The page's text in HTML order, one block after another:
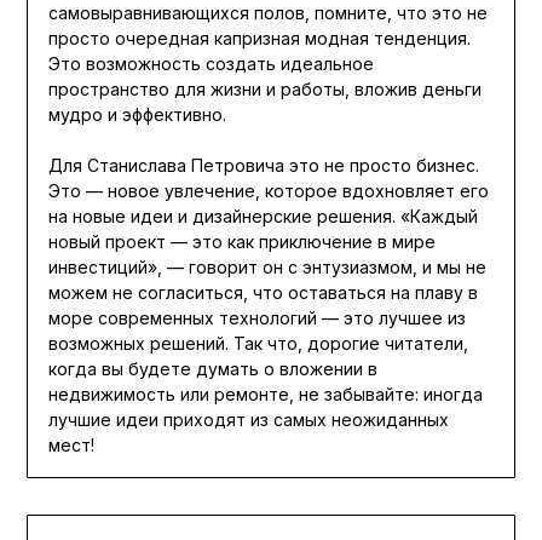
самовыравнивающихся полов, помните, что это не
просто очередная капризная модная тенденция.
Это возможность создать идеальное
пространство для жизни и работы, вложив деньги
мудро и эффективно.
Для Станислава Петровича это не просто бизнес.
Это — новое увлечение, которое вдохновляет его
на новые идеи и дизайнерские решения. «Каждый
новый проект — это как приключение в мире
инвестиций», — говорит он с энтузиазмом, и мы не
можем не согласиться, что оставаться на плаву в
море современных технологий — это лучшее из
возможных решений. Так что, дорогие читатели,
когда вы будете думать о вложении в
недвижимость или ремонте, не забывайте: иногда
лучшие идеи приходят из самых неожиданных
мест!